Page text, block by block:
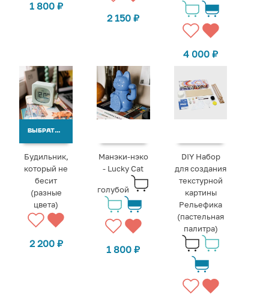
1 800 ₽
2 150₽
4 000₽
ВЫБРАТЬ ВАРИАНТЫ
Будильник,
который не
бесит
(разные
цвета)
2 200 ₽
Манэки-нэко
- Lucky Cat
голубой
1 800₽
DIY Набор
для создания
текстурной
картины
Рельефика
(пастельная
палитра)